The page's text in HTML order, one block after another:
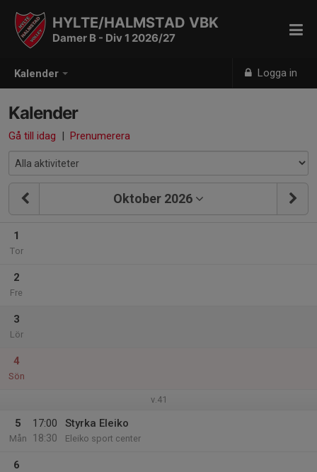
Kalender Logga in
HYLTE/HALMSTAD VBK
Damer B - Div 1 2026/27
Kalender
Gå till idag | Prenumerera
Oktober 2026
1
Tor
2
Fre
3
Lör
4
Sön
v.41
5
Mån
17:00
18:30
Styrka Eleiko
Eleiko sport center
6